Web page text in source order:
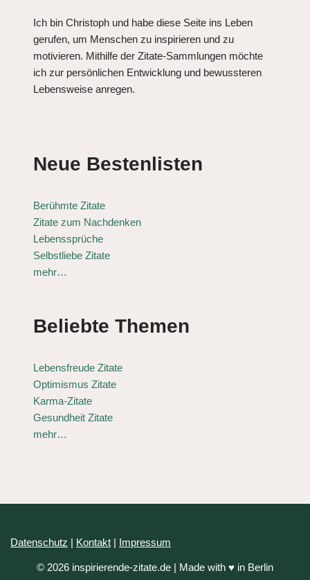
Ich bin Christoph und habe diese Seite ins Leben
gerufen, um Menschen zu inspirieren und zu
motivieren. Mithilfe der Zitate-Sammlungen möchte
ich zur persönlichen Entwicklung und bewussteren
Lebensweise anregen.
Neue Bestenlisten
Berühmte Zitate
Zitate zum Nachdenken
Lebenssprüche
Selbstliebe Zitate
mehr…
Beliebte Themen
Lebensfreude Zitate
Optimismus Zitate
Karma-Zitate
Gesundheit Zitate
mehr…
Datenschutz | Kontakt | Impressum
© 2026 inspirierende-zitate.de | Made with ♥ in Berlin